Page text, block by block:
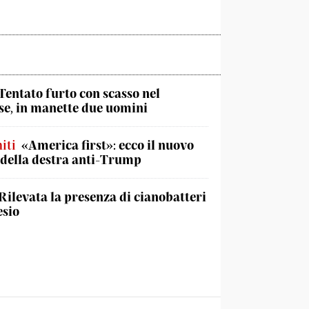
furto con scasso nel
in manette due uomini
«America first»: ecco il nuovo
destra anti-Trump
la presenza di cianobatteri